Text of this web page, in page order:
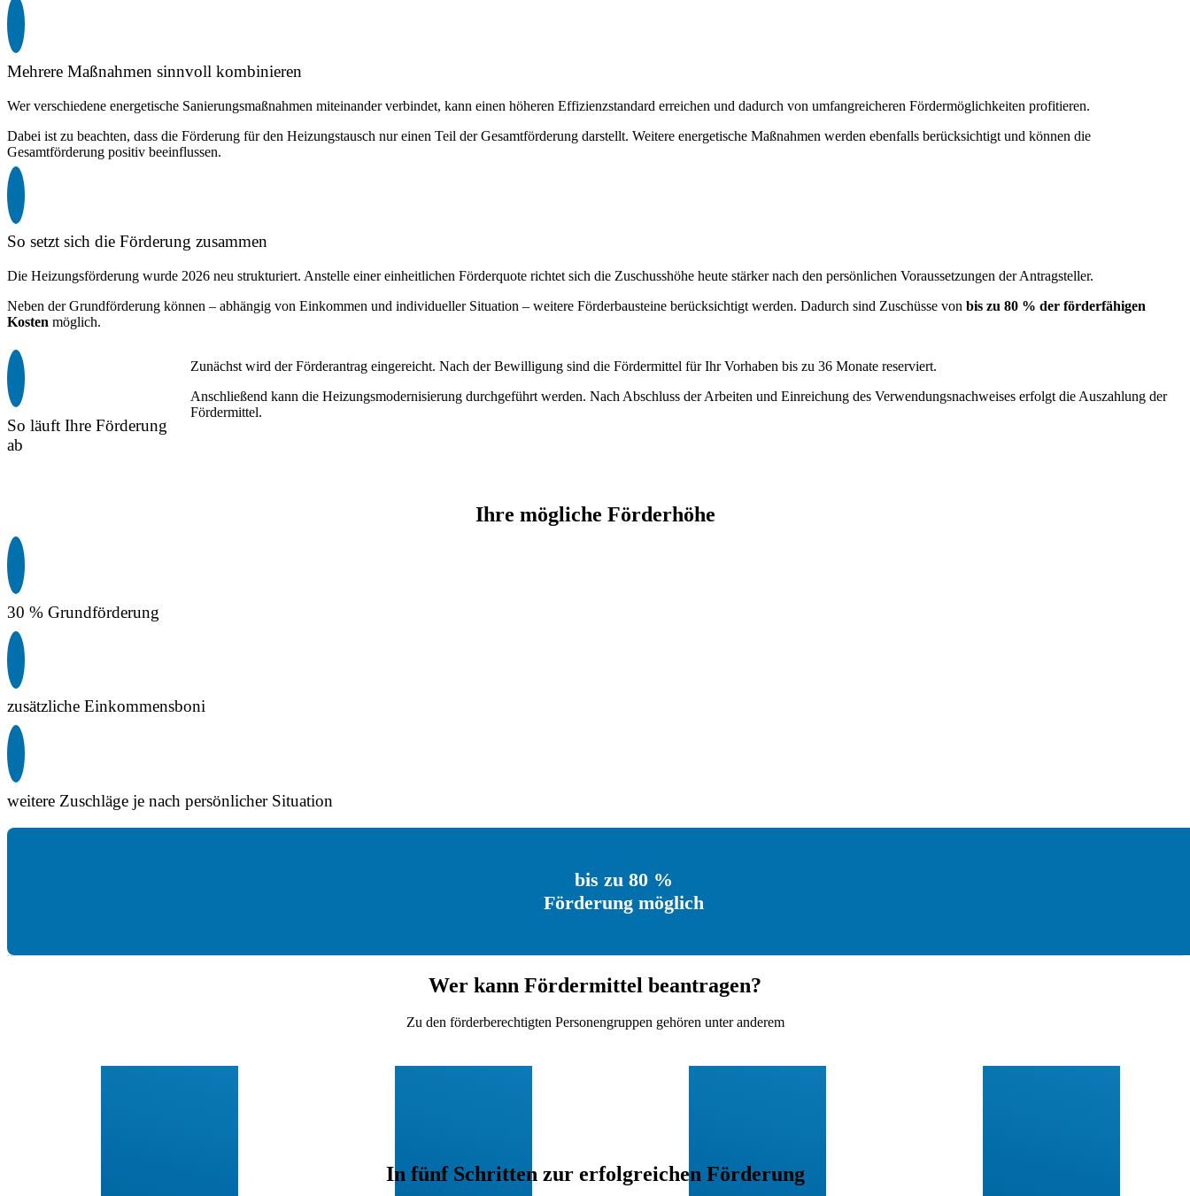
Mehrere Maßnahmen sinnvoll kombinieren
Wer verschiedene energetische Sanierungsmaßnahmen miteinander verbindet, kann einen höheren Effizienzstandard erreichen und dadurch von umfangreicheren Fördermöglichkeiten profitieren.
Dabei ist zu beachten, dass die Förderung für den Heizungstausch nur einen Teil der Gesamtförderung darstellt. Weitere energetische Maßnahmen werden ebenfalls berücksichtigt und können die
Gesamtförderung positiv beeinflussen.
So setzt sich die Förderung zusammen
Die Heizungsförderung wurde 2026 neu strukturiert. Anstelle einer einheitlichen Förderquote richtet sich die Zuschusshöhe heute stärker nach den persönlichen Voraussetzungen der Antragsteller.
Neben der Grundförderung können – abhängig von Einkommen und individueller Situation – weitere Förderbausteine berücksichtigt werden. Dadurch sind Zuschüsse von bis zu 80 % der förderfähigen
Kosten möglich.
So läuft Ihre Förderung
ab
Zunächst wird der Förderantrag eingereicht. Nach der Bewilligung sind die Fördermittel für Ihr Vorhaben bis zu 36 Monate reserviert.
Anschließend kann die Heizungsmodernisierung durchgeführt werden. Nach Abschluss der Arbeiten und Einreichung des Verwendungsnachweises erfolgt die Auszahlung der
Fördermittel.
Ihre mögliche Förderhöhe
30 % Grundförderung
zusätzliche Einkommensboni
weitere Zuschläge je nach persönlicher Situation
bis zu 80 %
Förderung möglich
Wer kann Fördermittel beantragen?
Zu den förderberechtigten Personengruppen gehören unter anderem
In fünf Schritten zur erfolgreichen Förderung